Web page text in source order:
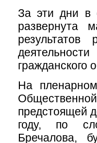
За эти дни в
развернута
гражданского
На
предстоящей
году, по
Бречалова,